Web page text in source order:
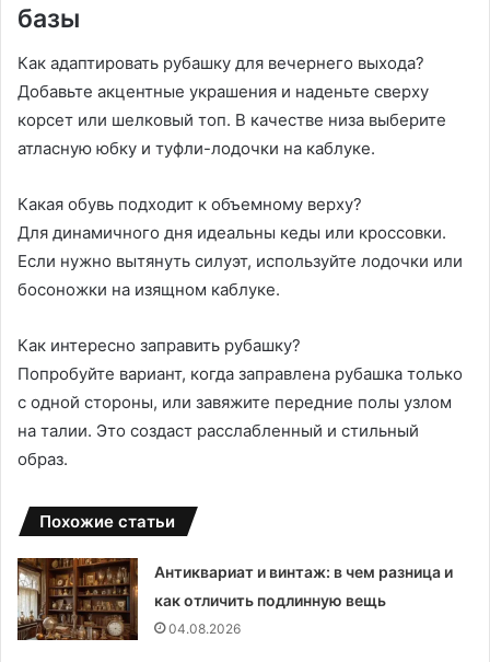
базы
Как адаптировать рубашку для вечернего выхода?
Добавьте акцентные украшения и наденьте сверху
корсет или шелковый топ. В качестве низа выберите
атласную юбку и туфли-лодочки на каблуке.
Какая обувь подходит к объемному верху?
Для динамичного дня идеальны кеды или кроссовки.
Если нужно вытянуть силуэт, используйте лодочки или
босоножки на изящном каблуке.
Как интересно заправить рубашку?
Попробуйте вариант, когда заправлена рубашка только
с одной стороны, или завяжите передние полы узлом
на талии. Это создаст расслабленный и стильный
образ.
Похожие статьи
Антиквариат и винтаж: в чем разница и
как отличить подлинную вещь
04.08.2026